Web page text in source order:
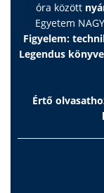
óra között
Egyetem
Figyelem:
Legendus
Értő